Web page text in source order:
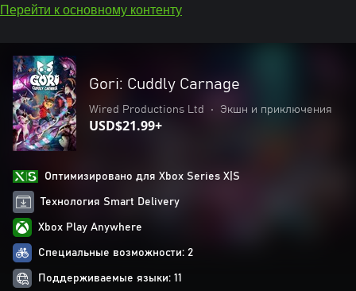
Перейти к основному контенту
Gori: Cuddly Carnage
Wired Productions Ltd • Экшн и приключения
USD$21.99+
Оптимизировано для Xbox Series X|S
Технология Smart Delivery
Xbox Play Anywhere
Специальные возможности: 2
Поддерживаемые языки: 11